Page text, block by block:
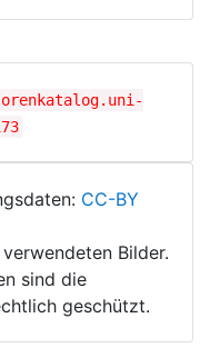
CC-BY
Bilder.
sind die
geschützt.